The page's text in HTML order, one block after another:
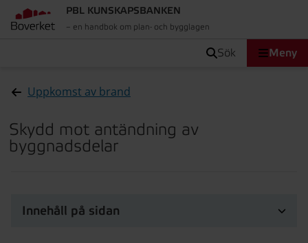
PBL KUNSKAPSBANKEN
– en handbok om plan- och bygglagen
sök Meny
Uppkomst av brand
Skydd mot antändning av
byggnadsdelar
Innehåll på sidan